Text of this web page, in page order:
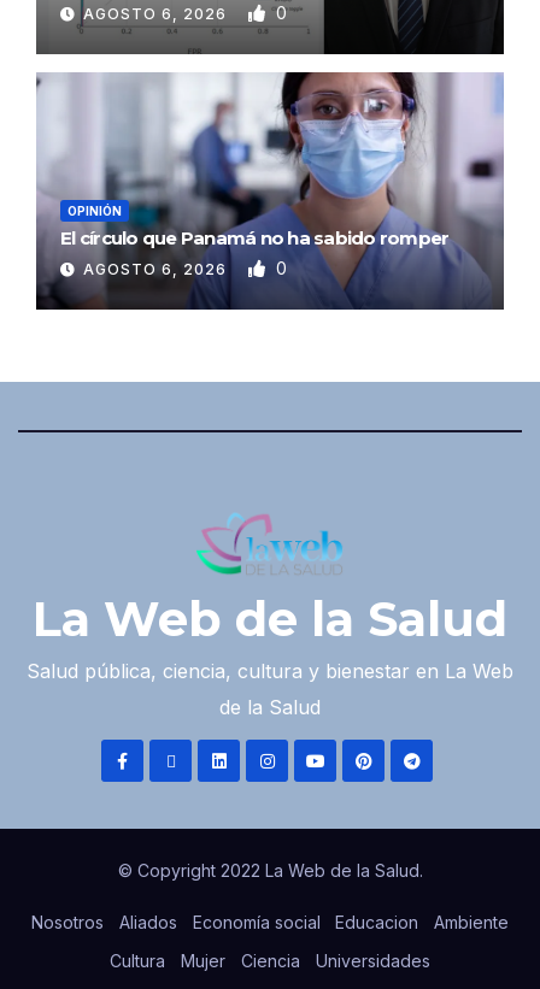
AGOSTO 6, 2026 0
OPINIÓN
El círculo que Panamá no ha sabido romper
AGOSTO 6, 2026 0
La Web de la Salud
Salud pública, ciencia, cultura y bienestar en La Web
de la Salud
© Copyright 2022 La Web de la Salud.
Nosotros Aliados Economía social Educacion
Ambiente
Cultura
Mujer Ciencia Universidades